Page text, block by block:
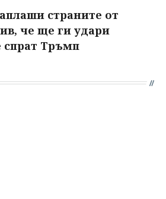
страните от
че ще ги удари
спрат Тръмп